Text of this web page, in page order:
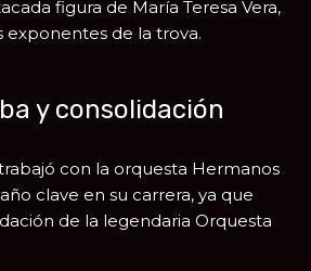
figura de María Teresa Vera,
exponentes de la trova.
y consolidación
con la orquesta Hermanos
clave en su carrera, ya que
de la legendariaOrquesta